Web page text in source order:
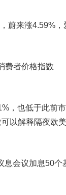
蔚来涨4.59%，
费者价格指数
，也低于此前
以解释隔夜欧
会议加息50个